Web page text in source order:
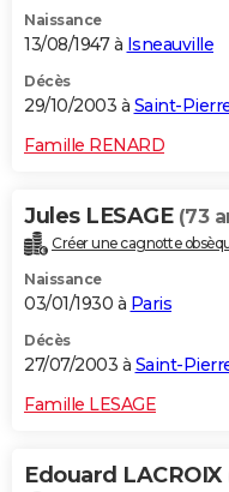
Naissance
13/08/1947 à Isneauville
Décès
29/10/2003 à Saint-
Famille RENARD
Jules LESAGE (73
Créer une cagnotte
Naissance
03/01/1930 à Paris
Décès
27/07/2003 à Saint-
Famille LESAGE
Edouard LACROIX